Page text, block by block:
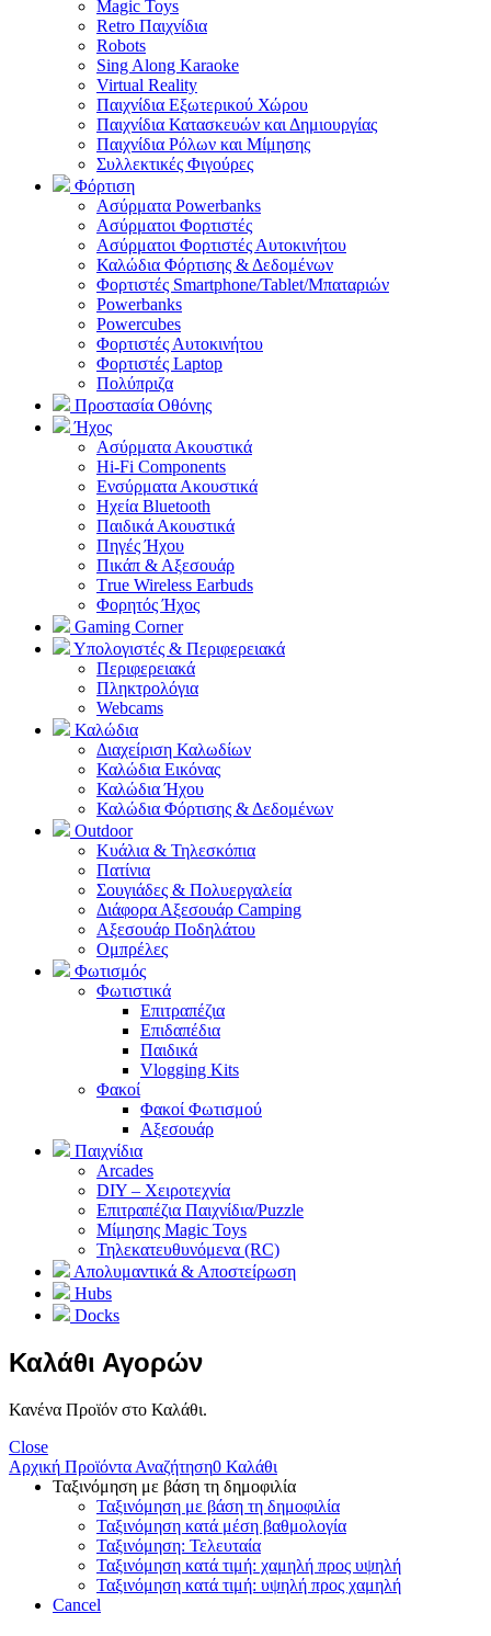
Magic Toys
Retro Παιχνίδια
Robots
Sing Along Karaoke
Virtual Reality
Παιχνίδια Εξωτερικού Χώρου
Παιχνίδια Κατασκευών και Δημιουργίας
Παιχνίδια Ρόλων και Μίμησης
Συλλεκτικές Φιγούρες
Φόρτιση
Ασύρματα Powerbanks
Aσύρματοι Φορτιστές
Ασύρματοι Φορτιστές Αυτοκινήτου
Καλώδια Φόρτισης & Δεδομένων
Φορτιστές Smartphone/Tablet/Μπαταριών
Powerbanks
Powercubes
Φορτιστές Αυτοκινήτου
Φορτιστές Laptop
Πολύπριζα
Προστασία Οθόνης
Ήχος
Ασύρματα Ακουστικά
Hi-Fi Components
Ενσύρματα Ακουστικά
Ηχεία Bluetooth
Παιδικά Ακουστικά
Πηγές Ήχου
Πικάπ & Αξεσουάρ
Τrue Wireless Earbuds
Φορητός Ήχος
Gaming Corner
Υπολογιστές & Περιφερειακά
Περιφερειακά
Πληκτρολόγια
Webcams
Καλώδια
Διαχείριση Καλωδίων
Καλώδια Εικόνας
Καλώδια Ήχου
Καλώδια Φόρτισης & Δεδομένων
Outdoor
Κυάλια & Τηλεσκόπια
Πατίνια
Σουγιάδες & Πολυεργαλεία
Διάφορα Αξεσουάρ Camping
Αξεσουάρ Ποδηλάτου
Ομπρέλες
Φωτισμός
Φωτιστικά
Επιτραπέζια
Επιδαπέδια
Παιδικά
Vlogging Kits
Φακοί
Φακοί Φωτισμού
Αξεσουάρ
Παιχνίδια
Arcades
DIY – Χειροτεχνία
Επιτραπέζια Παιχνίδια/Puzzle
Μίμησης Magic Toys
Τηλεκατευθυνόμενα (RC)
Απολυμαντικά & Αποστείρωση
Hubs
Docks
Καλάθι Αγορών
Κανένα Προϊόν στο Καλάθι.
Close
Αρχική Προϊόντα Αναζήτηση0 Καλάθι
Ταξινόμηση με βάση τη δημοφιλία
Ταξινόμηση με βάση τη δημοφιλία
Ταξινόμηση κατά μέση βαθμολογία
Ταξινόμηση: Τελευταία
Ταξινόμηση κατά τιμή: χαμηλή προς υψηλή
Ταξινόμηση κατά τιμή: υψηλή προς χαμηλή
Cancel